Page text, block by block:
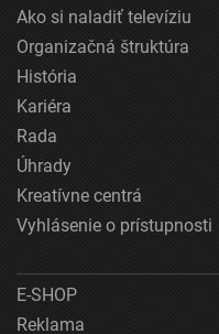
Ako si naladiť televíziu
Organizačná štruktúra
História
Kariéra
Rada
Úhrady
Kreatívne centrá
Vyhlásenie o prístupnosti
E-SHOP
Reklama